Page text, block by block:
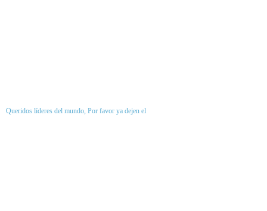
Queridos líderes del mundo, Por favor ya dejen el